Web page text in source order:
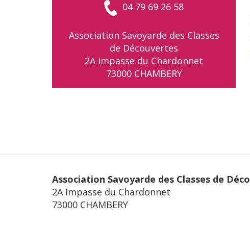
04 79 69 26 58
Association Savoyarde des Classes
de Découvertes
2A impasse du Chardonnet
73000 CHAMBERY
Association Savoyarde des Classes de
2A Impasse du Chardonnet
73000 CHAMBERY